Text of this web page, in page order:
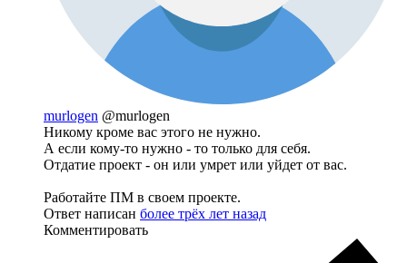
murlogen @murlogen
Никому кроме вас этого не нужно.
А если кому-то нужно - то только для себя.
Отдатие проект - он или умрет или уйдет от вас.
Работайте ПМ в своем проекте.
Ответ написан более трёх лет назад
Комментировать